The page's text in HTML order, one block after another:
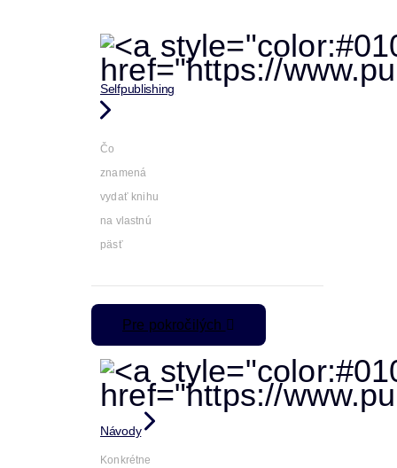
Selfpublishing
Čo
znamená
vydať knihu
na vlastnú
päsť
Pre pokročilých
Návody
Konkrétne